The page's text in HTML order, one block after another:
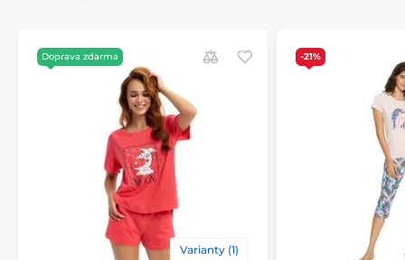
Doprava zdarma
Varianty (1)
-21%